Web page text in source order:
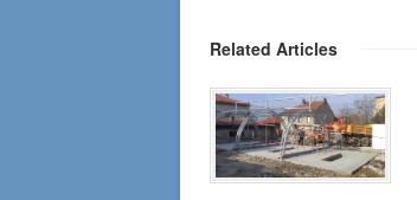
Related Articles